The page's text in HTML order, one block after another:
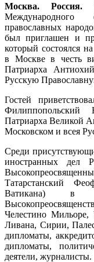
Москва. Россия.
Международного
православных
был приглашен и
который состоялся
в Москве в честь
Патриарха
Русскую
Гостей
Патриарха Великой
Московском и всея
Среди
иностранных дел
Татарстанский
Ватикана) в
Челестино
Ливана, Сирии,
дипломаты,
дипломаты,
деятели, журналисты.